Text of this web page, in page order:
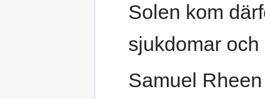
Solen kom
sjukdomar
Samuel